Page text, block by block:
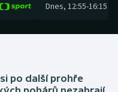
Dnes, 12:55-16:15
po další prohře